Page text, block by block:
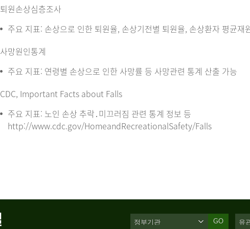
퇴원손상심층조사
주요 지표: 손상으로 인한 퇴원율, 손상기전별 퇴원율, 손상환자 평균재
사망원인통계
주요 지표: 연령별 손상으로 인한 사망률 등 사망관련 통계 산출 가능
CDC, Important Facts about Falls
주요 지표: 노인 손상 추락․미끄러짐 관련 통계 정보 등
http://www.cdc.gov/HomeandRecreationalSafety/Falls
GO